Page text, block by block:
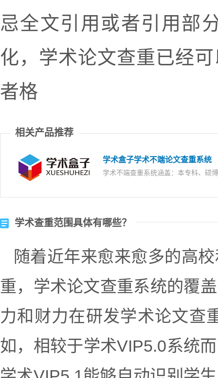
忌全文引用或者引用部
化，学术论文查重已经
者格
相关产品推荐
学术盒子学术不端论文查重系统
学术不端查重系统涵盖：本专科、硕
学术查重范围具体有哪些？
随着近年来愈来愈多的高
重，学术论文查重系统的覆
力和财力在研发学术论文查
如，相较于学术VIP5.0系统